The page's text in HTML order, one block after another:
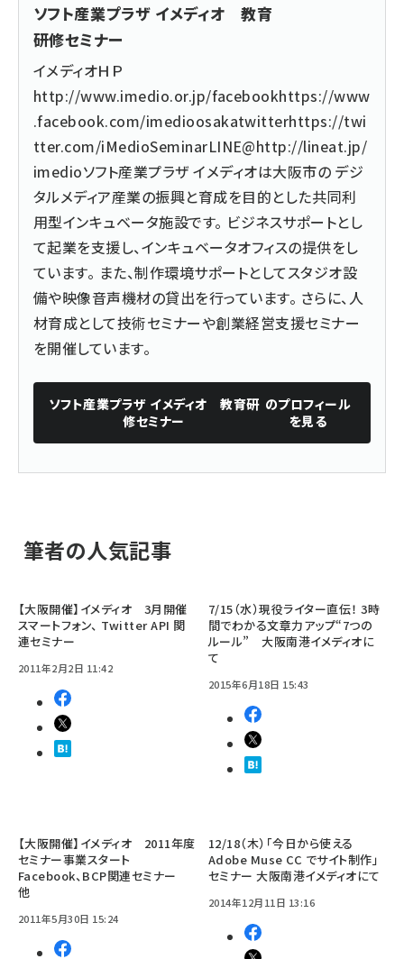
ソフト産業プラザ イメディオ 教育
研修セミナー
イメディオＨＰ
http://www.imedio.or.jp/facebookhttps://www
.facebook.com/imedioosakatwitterhttps://twi
tter.com/iMedioSeminarLINE@http://lineat.jp/
imedioソフト産業プラザ イメディオは大阪市の デジ
タルメディア産業の振興と育成を目的とした共同利
用型インキュベータ施設です。 ビジネスサポートとし
て起業を支援し、インキュベータオフィスの提供をし
ています。 また、制作環境サポートとしてスタジオ設
備や映像音声機材の貸出を行っています。 さらに、人
材育成として技術セミナーや創業経営支援セミナー
を開催しています。
ソフト産業プラザ イメディオ 教育研
修セミナー
のプロフィール
を見る
筆者の人気記事
【大阪開催】イメディオ 3月開催
スマートフォン、 Twitter API 関
連セミナー
2011年2月2日 11:42
7/15（水）現役ライター直伝！ 3時
間でわかる文章力アップ“7つの
ルール” 大阪南港イメディオに
て
2015年6月18日 15:43
【大阪開催】イメディオ 2011年度
セミナー事業スタート
Facebook、BCP関連セミナー
他
2011年5月30日 15:24
12/18（木）「今日から使える
Adobe Muse CC でサイト制作」
セミナー 大阪南港イメディオにて
2014年12月11日 13:16